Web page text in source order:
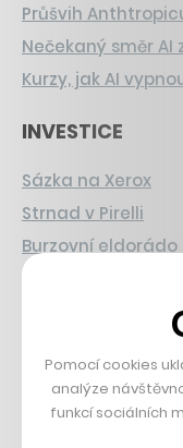
Průšvih
Nečekaný směr AI
Kurzy, jak AI
INVESTICE
Sázka na Xerox
Strnad v Pirelli
Burzovní eldorádo
Francouzský
Dva golfisti, co
Pomocí cookies
analýze
funkcí sociálních